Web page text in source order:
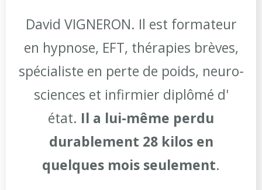
David VIGNERON. Il est formateur
en hypnose, EFT, thérapies brèves,
spécialiste en perte de poids, neuro-
sciences et infirmier diplômé d'
état. Il a lui-même perdu
durablement 28 kilos en
quelques mois seulement.